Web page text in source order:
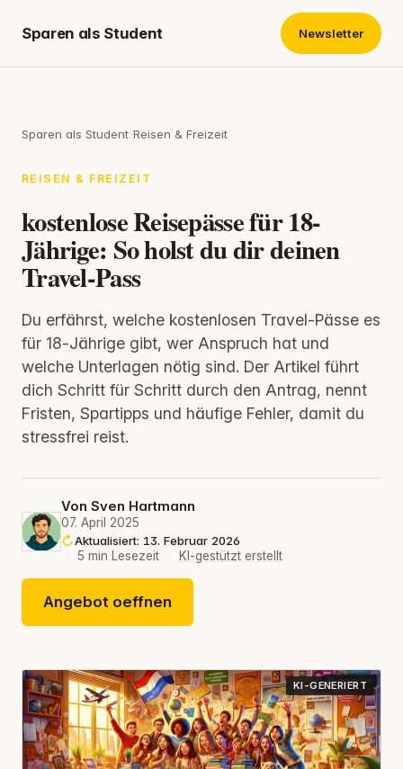
Sparen als Student Newsletter
Sparen als Student›Reisen & Freizeit
REISEN & FREIZEIT
kostenlose Reisepässe für 18-
Jährige: So holst du dir deinen
Travel-Pass
Du erfährst, welche kostenlosen Travel-Pässe es
für 18‑Jährige gibt, wer Anspruch hat und
welche Unterlagen nötig sind. Der Artikel führt
dich Schritt für Schritt durch den Antrag, nennt
Fristen, Spartipps und häufige Fehler, damit du
stressfrei reist.
Von Sven Hartmann
07. April 2025
Aktualisiert: 13. Februar 2026
·
5 min Lesezeit · KI-gestützt erstellt
Angebot oeffnen
KI-GENERIERT